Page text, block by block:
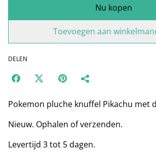
Nu kopen
Toevoegen aan
DELEN
Pokemon pluche knuffel Pikachu met
Nieuw. Ophalen of verzenden.
Levertijd 3 tot 5 dagen.